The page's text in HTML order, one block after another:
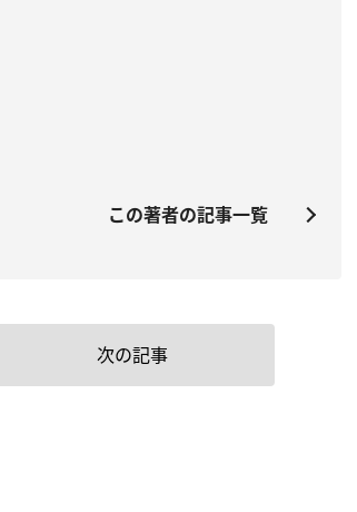
この著者の記事一覧
次の記事